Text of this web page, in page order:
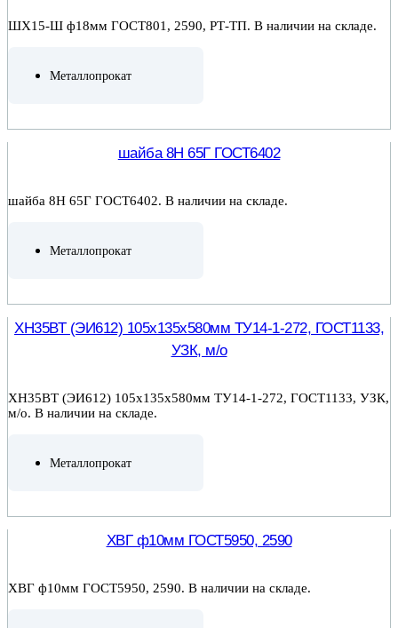
ШХ15-Ш ф18мм ГОСТ801, 2590, РТ-ТП. В наличии на складе.
Металлопрокат
шайба 8Н 65Г ГОСТ6402
шайба 8Н 65Г ГОСТ6402. В наличии на складе.
Металлопрокат
ХН35ВТ (ЭИ612) 105х135х580мм ТУ14-1-272, ГОСТ1133,
УЗК, м/о
ХН35ВТ (ЭИ612) 105х135х580мм ТУ14-1-272, ГОСТ1133, УЗК,
м/о. В наличии на складе.
Металлопрокат
ХВГ ф10мм ГОСТ5950, 2590
ХВГ ф10мм ГОСТ5950, 2590. В наличии на складе.